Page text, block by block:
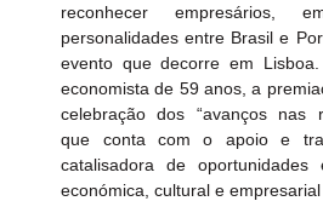
reconhecer empresários,
personalidades entre Brasil e
evento que decorre em
economista de 59 anos, a
celebração dos “avanços nas
que conta com o apoio e
catalisadora de
económica, cultural e